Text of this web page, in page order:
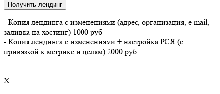
Получить лендинг
- Копия лендинга с изменениями (адрес, организация, e-mail,
заливка на хостинг) 1000 руб
- Копия лендинга с изменениями + настройка РСЯ (с
привязкой к метрике и целям) 2000 руб
X